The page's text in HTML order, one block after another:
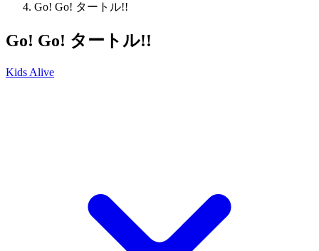
Go! Go! タートル!!
Go! Go! タートル!!
Kids Alive